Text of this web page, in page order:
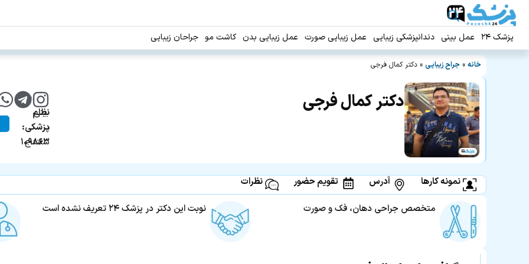
پزشک ۲۴ عمل بینی دندانپزشکی زیبایی عمل زیبایی صورت عمل زیبایی بدن کاشت مو جراحان زیبایی
خانه » جراح زیبایی » دکتر کمال فرجی
دکتر کمال فرجی
جراح
بینی
در
سنندج
شماره
نظام
پزشکی:
۱۰۹۸۶۳
نمونه کارها آدرس تقویم حضور
نظرات
متخصص جراحی دهان، فک و صورت
نوبت این دکتر در پزشک ۲۴ تعریف نشده است